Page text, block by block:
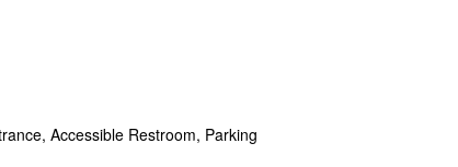
Accessible Restroom, Parking